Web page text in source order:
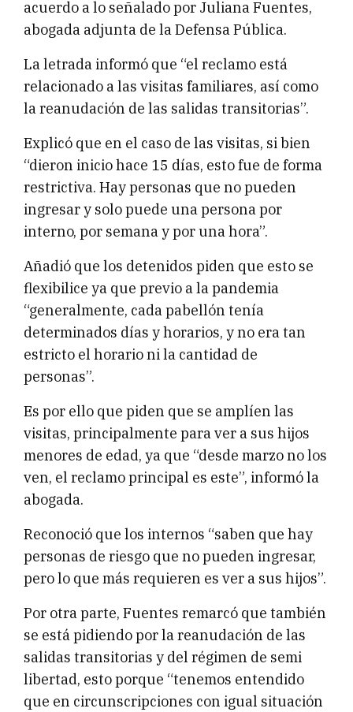
acuerdo a lo señalado por Juliana Fuentes,
abogada adjunta de la Defensa Pública.
La letrada informó que “el reclamo está
relacionado a las visitas familiares, así como
la reanudación de las salidas transitorias”.
Explicó que en el caso de las visitas, si bien
“dieron inicio hace 15 días, esto fue de forma
restrictiva. Hay personas que no pueden
ingresar y solo puede una persona por
interno, por semana y por una hora”.
Añadió que los detenidos piden que esto se
flexibilice ya que previo a la pandemia
“generalmente, cada pabellón tenía
determinados días y horarios, y no era tan
estricto el horario ni la cantidad de
personas”.
Es por ello que piden que se amplíen las
visitas, principalmente para ver a sus hijos
menores de edad, ya que “desde marzo no los
ven, el reclamo principal es este”, informó la
abogada.
Reconoció que los internos “saben que hay
personas de riesgo que no pueden ingresar,
pero lo que más requieren es ver a sus hijos”.
Por otra parte, Fuentes remarcó que también
se está pidiendo por la reanudación de las
salidas transitorias y del régimen de semi
libertad, esto porque “tenemos entendido
que en circunscripciones con igual situación